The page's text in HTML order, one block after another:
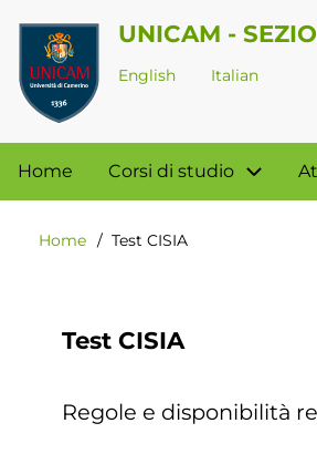
Salta
contenuto
principale
UNICAM -
English Italian
Navigazione
Home Corsi di studio
Briciole
Home Test CISIA
Test CISIA
Regole e disponibilità